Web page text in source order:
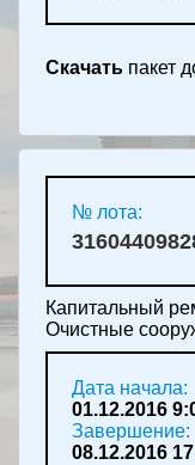
Скачать пакет
№ лота:
Капитальный
Очистные
Дата начала:
01.12.2016
Завершение:
08.12.2016